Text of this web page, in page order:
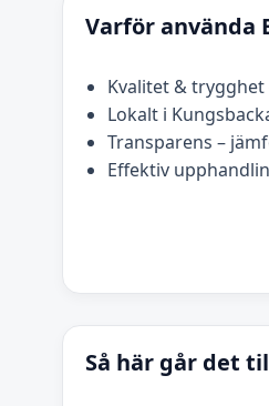
Varför använda
Kvalitet &
Lokalt i
Transparens –
Effektiv
Så här går det